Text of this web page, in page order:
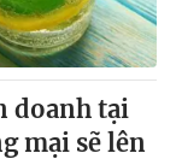
doanh tại
mại sẽ lên